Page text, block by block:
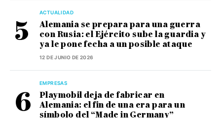
ACTUALIDAD
Alemania se prepara para una guerra
con Rusia: el Ejército sube la guardia y
ya le pone fecha a un posible ataque
12 DE JUNIO DE 2026
EMPRESAS
Playmobil deja de fabricar en
Alemania: el fin de una era para un
símbolo del “Made in Germany”